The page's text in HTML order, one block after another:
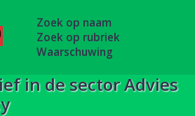
Zoek op naam
Zoek op rubriek
Waarschuwing
in de sector Advies